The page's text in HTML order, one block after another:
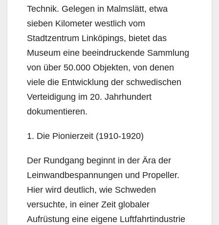
Technik. Gelegen in Malmslätt, etwa
sieben Kilometer westlich vom
Stadtzentrum Linköpings, bietet das
Museum eine beeindruckende Sammlung
von über 50.000 Objekten, von denen
viele die Entwicklung der schwedischen
Verteidigung im 20. Jahrhundert
dokumentieren.
1. Die Pionierzeit (1910-1920)
Der Rundgang beginnt in der Ära der
Leinwandbespannungen und Propeller.
Hier wird deutlich, wie Schweden
versuchte, in einer Zeit globaler
Aufrüstung eine eigene Luftfahrtindustrie